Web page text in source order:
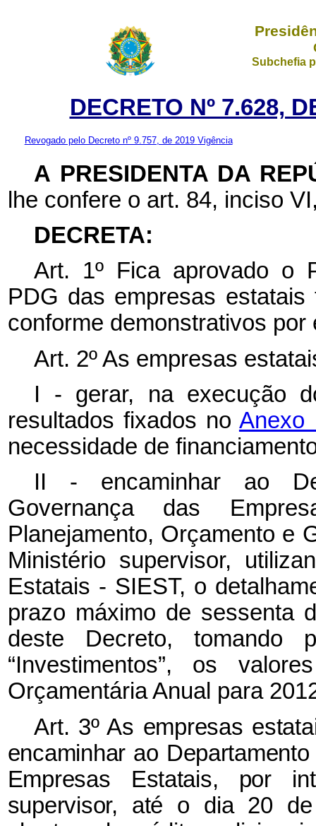
Subchefia
DECRETO Nº 7.628,
Revogado pelo Decreto nº 9.757, de 2019 Vigência
A PRESIDENTA DA
lhe confere o art. 84, inciso
DECRETA:
Art. 1º Fica aprovado o
PDG das empresas
conforme demonstrativos
Art. 2º As empresas
I - gerar, na execução
resultados fixados no
necessidade de
II - encaminhar ao
Governança das
Planejamento, Orçamento e
Ministério supervisor,
Estatais - SIEST, o
prazo máximo de sessenta
deste Decreto,
“Investimentos”, os
Orçamentária Anual para
Art. 3º As empresas
encaminhar ao
Empresas Estatais, por
supervisor, até o dia 20